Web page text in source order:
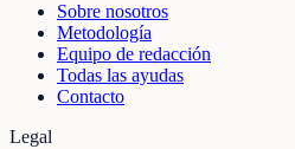
Sobre nosotros
Metodología
Equipo de redacción
Todas las ayudas
Contacto
Legal